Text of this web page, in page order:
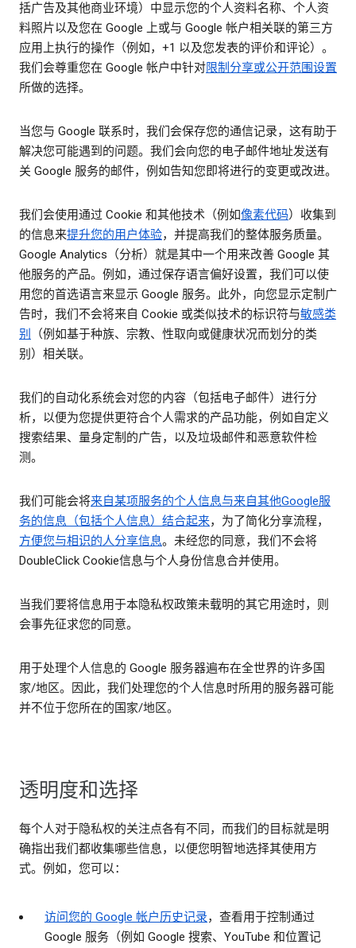
括广告及其他商业环境）中显示您的个人资料名称、个人资
料照片以及您在 Google 上或与 Google 帐户相关联的第三方
应用上执行的操作（例如，+1 以及您发表的评价和评论）。
我们会尊重您在 Google 帐户中针对限制分享或公开范围设置
所做的选择。
当您与 Google 联系时，我们会保存您的通信记录，这有助于
解决您可能遇到的问题。我们会向您的电子邮件地址发送有
关 Google 服务的邮件，例如告知您即将进行的变更或改进。
我们会使用通过 Cookie 和其他技术（例如像素代码）收集到
的信息来提升您的用户体验，并提高我们的整体服务质量。
Google Analytics（分析）就是其中一个用来改善 Google 其
他服务的产品。例如，通过保存语言偏好设置，我们可以使
用您的首选语言来显示 Google 服务。此外，向您显示定制广
告时，我们不会将来自 Cookie 或类似技术的标识符与敏感类
别
（例如基于种族、宗教、性取向或健康状况而划分的类
别）相关联。
我们的自动化系统会对您的内容（包括电子邮件）进行分
析，以便为您提供更符合个人需求的产品功能，例如自定义
搜索结果、量身定制的广告，以及垃圾邮件和恶意软件检
测。
我们可能会将来自某项服务的个人信息与来自其他Google服
务的信息（包括个人信息）结合起来，为了简化分享流程，
方便您与相识的人分享信息。未经您的同意，我们不会将
DoubleClick Cookie信息与个人身份信息合并使用。
当我们要将信息用于本隐私权政策未载明的其它用途时，则
会事先征求您的同意。
用于处理个人信息的 Google 服务器遍布在全世界的许多国
家/地区。因此，我们处理您的个人信息时所用的服务器可能
并不位于您所在的国家/地区。
透明度和选择
每个人对于隐私权的关注点各有不同，而我们的目标就是明
确指出我们都收集哪些信息，以便您明智地选择其使用方
式。例如，您可以：
访问您的 Google 帐户历史记录，查看用于控制通过
Google 服务（例如 Google 搜索、YouTube 和位置记